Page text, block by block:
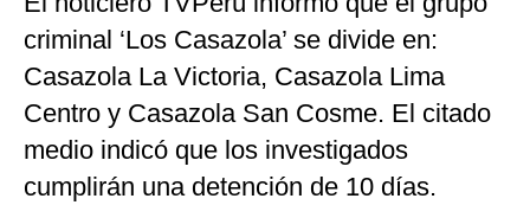
criminal ‘Los Casazola’ se divide en:
Casazola La Victoria, Casazola Lima
Centro y Casazola San Cosme. El citado
medio indicó que los investigados
cumplirán una detención de 10 días.